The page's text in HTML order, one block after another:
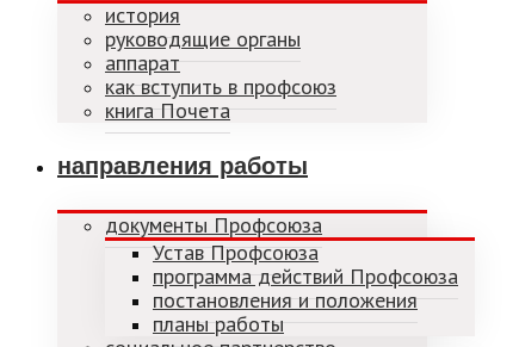
история
руководящие органы
аппарат
как вступить в профсоюз
книга Почета
направления работы
документы Профсоюза
Устав Профсоюза
программа действий Профсоюза
постановления и положения
планы работы